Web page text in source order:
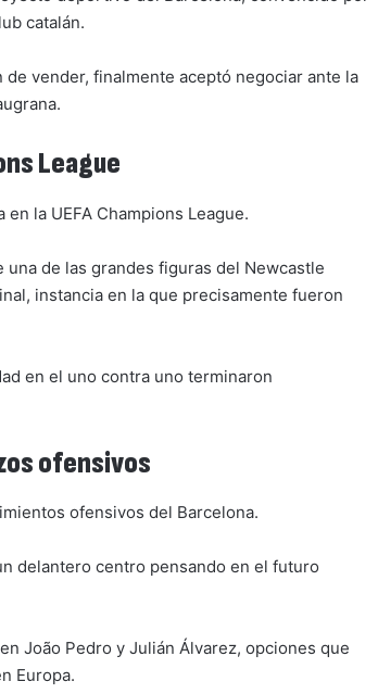
catalán.
vender, finalmente aceptó negociar ante la
League
la UEFA Champions League.
de las grandes figuras del Newcastle
instancia en la que precisamente fueron
en el uno contra uno terminaron
ofensivos
ofensivos del Barcelona.
delantero centro pensando en el futuro
João Pedro y Julián Álvarez, opciones que
Europa.